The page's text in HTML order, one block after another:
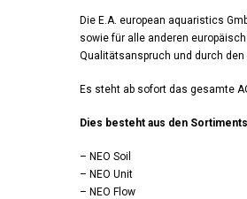
Die E.A. european aquaristics
sowie für alle anderen
Qualitätsanspruch und durch den
Es steht ab sofort das gesamte
Dies besteht aus den
– NEO Soil
– NEO Unit
– NEO Flow